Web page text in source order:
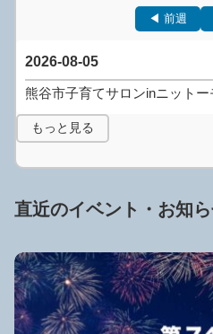
2026-08-05
熊谷市子育てサロンinニットー
もっと見る
◀ 前週
直近のイベント・お知